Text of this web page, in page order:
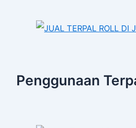
Penggunaan